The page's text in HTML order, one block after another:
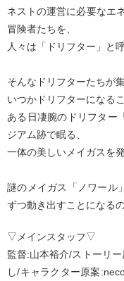
ネストの運営に必要なエ
冒険者たちを、
人々は「ドリフター」と
そんなドリフターたちが
いつかドリフターになる
ある日凄腕のドリフター
ジアム跡で眠る、
一体の美しいメイガスを発
謎のメイガス「ノワール
ずつ動き出すことになる
▽メインスタッフ▽
監督:山本裕介/ストーリ
し/キャラクター原案